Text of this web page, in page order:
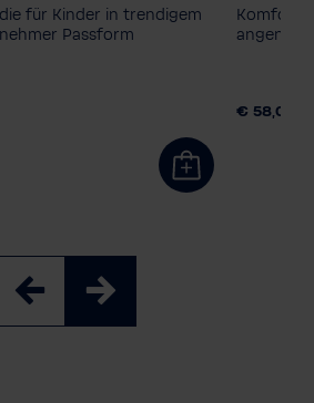
für Kinder in trendigem
Passform
€ 58,00